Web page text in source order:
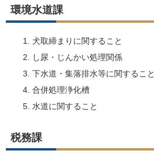
環境水道課
犬取締まりに関すること
し尿・じんかい処理関係
下水道・集落排水等に関すること
合併処理浄化槽
水道に関すること
税務課